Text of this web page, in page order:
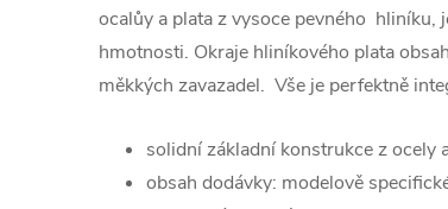
ocalůy a plata z vysoce pevného hliníku,
hmotnosti. Okraje hliníkového plata
měkkých zavazadel. Vše je perfektně
solidní základní konstrukce z ocely
obsah dodávky: modelově